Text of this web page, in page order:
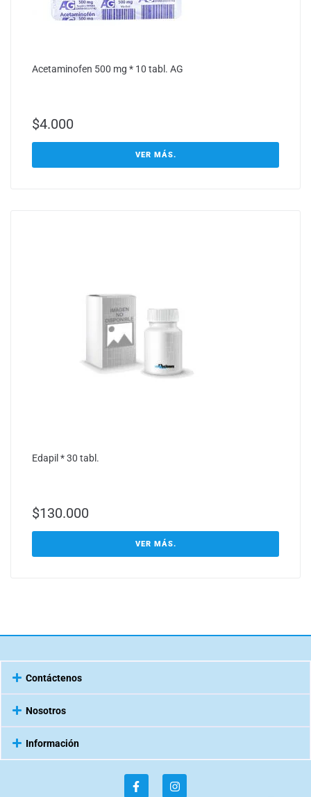
Acetaminofen 500 mg * 10 tabl. AG
$4.000
VER MÁS.
Edapil * 30 tabl.
$130.000
VER MÁS.
Contáctenos
Nosotros
Información